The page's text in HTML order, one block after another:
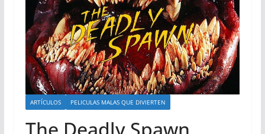
ARTÍCULOS PELICULAS MALAS QUE DIVIERTEN
The Deadly Spawn